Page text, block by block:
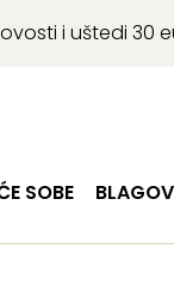
i uštedi 30
SOBE